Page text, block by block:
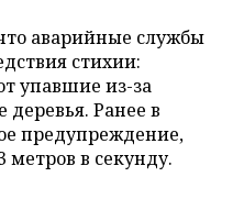
аварийные службы
стихии:
упавшие из-за
деревья. Ранее в
предупреждение,
в секунду.